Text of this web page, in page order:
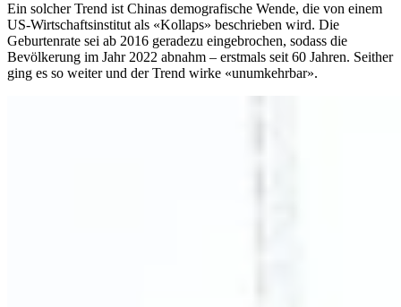
Ein solcher Trend ist Chinas demografische Wende, die von einem
US-Wirtschaftsinstitut als «Kollaps» beschrieben wird. Die
Geburtenrate sei ab 2016 geradezu eingebrochen, sodass die
Bevölkerung im Jahr 2022 abnahm – erstmals seit 60 Jahren. Seither
ging es so weiter und der Trend wirke «unumkehrbar».